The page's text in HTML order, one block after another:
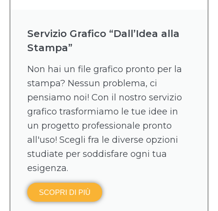
Servizio Grafico “Dall’Idea alla
Stampa”
Non hai un file grafico pronto per la
stampa? Nessun problema, ci
pensiamo noi! Con il nostro servizio
grafico trasformiamo le tue idee in
un progetto professionale pronto
all'uso! Scegli fra le diverse opzioni
studiate per soddisfare ogni tua
esigenza.
SCOPRI DI PIÙ